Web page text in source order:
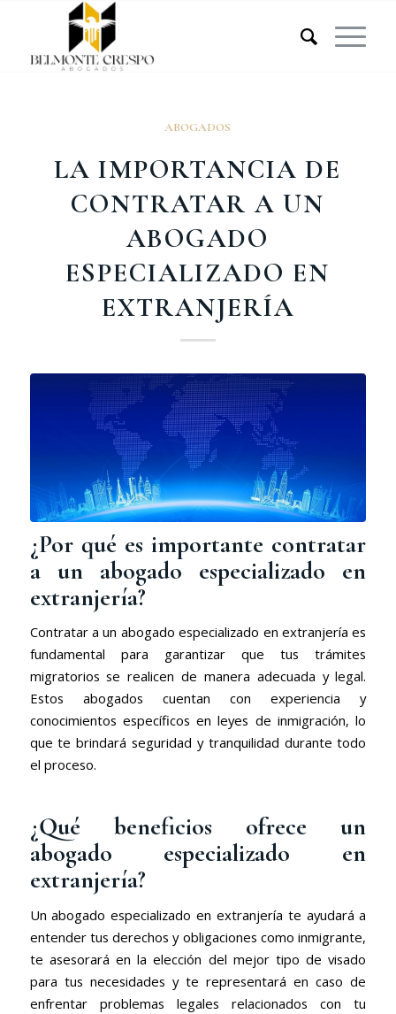
ABOGADOS
LA IMPORTANCIA DE
CONTRATAR A UN
ABOGADO
ESPECIALIZADO EN
EXTRANJERÍA
¿Por qué es importante contratar
a un abogado especializado en
extranjería?
Contratar a un abogado especializado en extranjería es
fundamental para garantizar que tus trámites
migratorios se realicen de manera adecuada y legal.
Estos abogados cuentan con experiencia y
conocimientos específicos en leyes de inmigración, lo
que te brindará seguridad y tranquilidad durante todo
el proceso.
¿Qué beneficios ofrece un
abogado especializado en
extranjería?
Un abogado especializado en extranjería te ayudará a
entender tus derechos y obligaciones como inmigrante,
te asesorará en la elección del mejor tipo de visado
para tus necesidades y te representará en caso de
enfrentar problemas legales relacionados con tu